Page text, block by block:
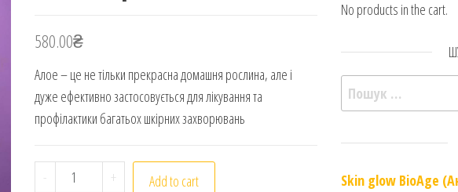
580.00₴
Алое – це не тільки прекрасна домашня рослина, але і
дуже ефективно застосовується для лікування та
профілактики багатьох шкірних захворювань
- Last Queen Cleopatra Aloe Vera Cream. Крем з олією Алое Вера.
+ Add to cart
No products in the cart.
Пошук:
Skin glow BioAge